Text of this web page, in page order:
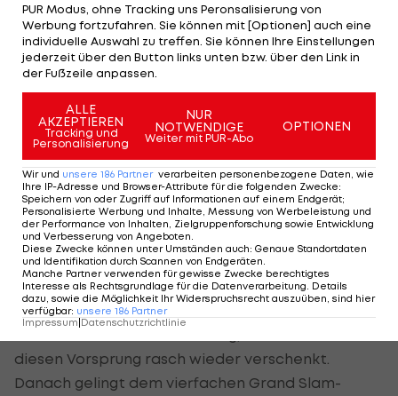
Drittrundensieg nach 2:41 Stunden.
Medvedev ebenfalls mit erfolgreicher
Aufholjagd
Daniil Medvedev erreicht nach einem
Satzrückstand mit 5:7, 6:4, 6:4 über den Italiener
Matteo Arnaldi das Shanghai-Achtelfinale.
Der 28-jährige Russe erarbeitet sich schnell nach
einem Break eine 1:0-Führung, muss jedoch selbst
zwei Aufschlagsverluste hinnehmen.
Medvedev holt sich im zweiten Satz erneut mit
diesen Vorsprung rasch wieder verschenkt.
Danach gelingt dem vierfachen Grand Slam-
PUR Modus, ohne Tracking uns Peronsalisierung von
Werbung fortzufahren. Sie können mit [Optionen] auch eine
individuelle Auswahl zu treffen. Sie können Ihre Einstellungen
jederzeit über den Button links unten bzw. über den Link in
der Fußzeile anpassen.
ALLE
AKZEPTIEREN
Tracking und
Personalisierung
NUR
NOTWENDIGE
Weiter mit PUR-Abo
OPTIONEN
Wir und unsere 186 Partner verarbeiten personenbezogene Daten, wie
Ihre IP-Adresse und Browser-Attribute für die folgenden Zwecke:
Speichern von oder Zugriff auf Informationen auf einem Endgerät;
Personalisierte Werbung und Inhalte, Messung von Werbeleistung und
der Performance von Inhalten, Zielgruppenforschung sowie Entwicklung
und Verbesserung von Angeboten
Diese Zwecke können unter Umständen auch: Genaue Standortdaten
und Identifikation durch Scannen von Endgeräten
Manche Partner verwenden für gewisse Zwecke berechtigtes
Interesse als Rechtsgrundlage für die Datenverarbeitung. Details
dazu, sowie die Möglichkeit Ihr Widerspruchsrecht auszuüben, sind hier
verfügbar: unsere 186 Partner
Impressum|Datenschutzrichtlinie